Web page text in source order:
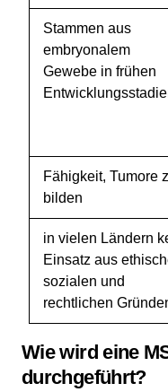
Stammen aus
embryonalem
Gewebe in frühen
Fähigkeit, Tumore
bilden
in vielen Ländern
Einsatz aus
sozialen und
rechtlichen
Wie wird eine
durchgeführt?